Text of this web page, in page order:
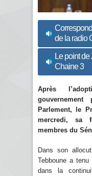
de la radio
Le point
Chaine 3
Après
Parlement, le
mercredi, sa
membres du
Dans son
Tebboune a
dans la